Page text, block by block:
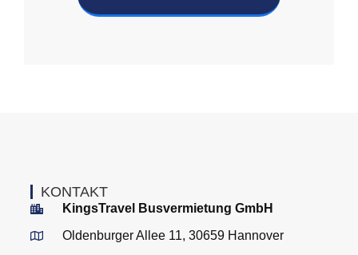
KONTAKT
KingsTravel Busvermietung GmbH
Oldenburger Allee 11, 30659 Hannover